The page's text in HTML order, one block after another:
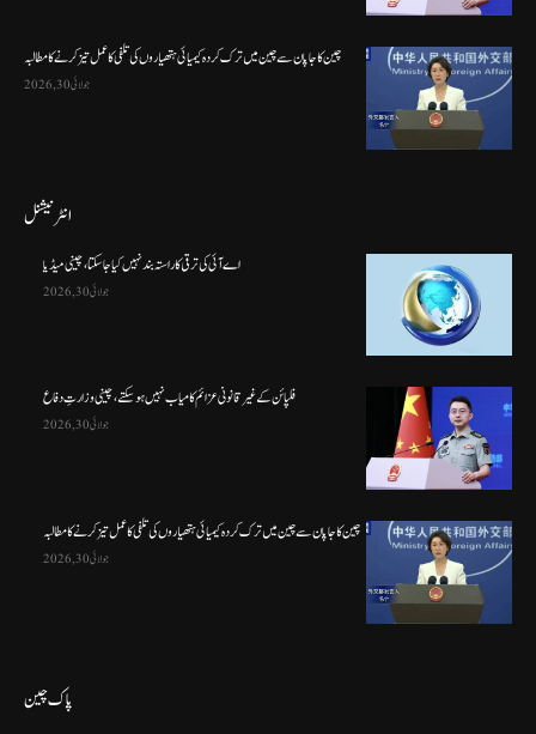
چین کا جاپان سے چین میں ترک کردہ کیمیائی ہتھیاروں کی تلفی کا عمل تیز کرنے کا مطالبہ
جولائی 30, 2026
انٹرنیشنل
اے آئی کی ترقی کا راستہ بند نہیں کیا جا سکتا، چینی میڈیا
جولائی 30, 2026
فلپائن کے غیر قانونی عزائم کامیاب نہیں ہو سکتے ، چینی وزارتِ دفاع
جولائی 30, 2026
چین کا جاپان سے چین میں ترک کردہ کیمیائی ہتھیاروں کی تلفی کا عمل تیز کرنے کا مطالبہ
جولائی 30, 2026
پاک چین